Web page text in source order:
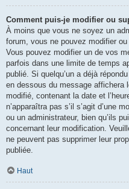
Comment puis-je modifier ou
À moins que vous ne soyez un
forum, vous ne pouvez modifier
Vous pouvez modifier un de vos
parfois dans une limite de temps
publié. Si quelqu’un a déjà
en dessous du message affichera
modifié, contenant la date et
n’apparaîtra pas s’il s’agit d’une
ou un administrateur, bien qu’ils
concernant leur modification.
ne peuvent pas supprimer leur
publiée.
Haut